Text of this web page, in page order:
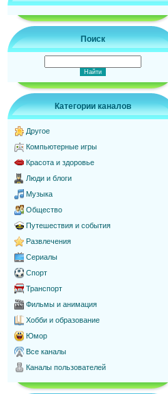
Поиск
Категории каналов
Другое
Компьютерные игры
Красота и здоровье
Люди и блоги
Музыка
Общество
Путешествия и события
Развлечения
Сериалы
Спорт
Транспорт
Фильмы и анимация
Хобби и образование
Юмор
Все каналы
Каналы пользователей